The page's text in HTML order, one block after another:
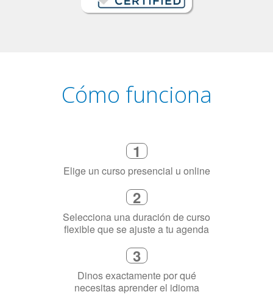
Cómo funciona
1
Elige un curso presencial u online
2
Selecciona una duración de curso
flexible que se ajuste a tu agenda